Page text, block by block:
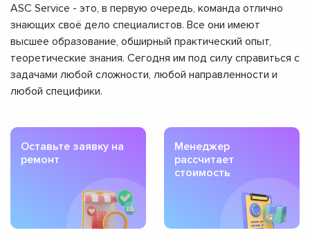
ASC Service - это, в первую очередь, команда отлично
знающих своё дело специалистов. Все они имеют
высшее образование, обширный практический опыт,
теоретические знания. Сегодня им под силу справиться с
задачами любой сложности, любой направленности и
любой специфики.
Оставьте заявку на
ремонт
Менеджер
рассчитает
стоимость